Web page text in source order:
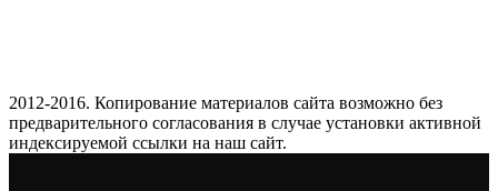
2012-2016. Копирование материалов сайта возможно без
предварительного согласования в случае установки активной
индексируемой ссылки на наш сайт.